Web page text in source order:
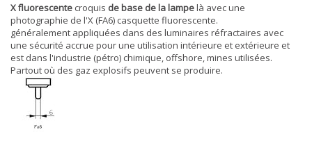
X fluorescente croquis de base de la lampelà avec une
photographie de l'X (FA6) casquette fluorescente.
généralement appliquées dans des luminaires réfractaires avec
une sécurité accrue pour une utilisation intérieure et extérieure et
est dans l'industrie (pétro) chimique, offshore, mines utilisées.
Partout où des gaz explosifs peuvent se produire.